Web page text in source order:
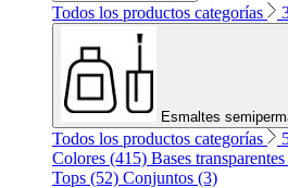
Todos los productos categorías
Esmaltes
Todos los productos categorías
Colores (415) Bases
Tops (52) Conjuntos (3)